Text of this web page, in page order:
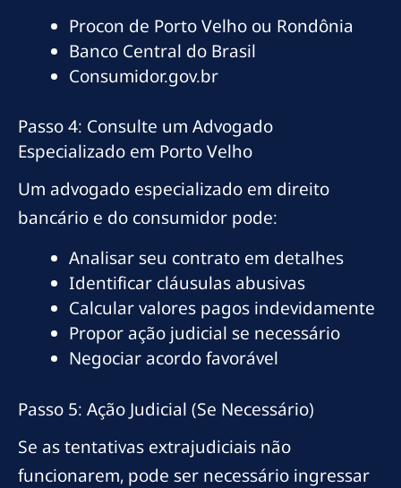
Procon de Porto Velho ou Rondônia
Banco Central do Brasil
Consumidor.gov.br
Passo 4: Consulte um Advogado
Especializado em Porto Velho
Um advogado especializado em direito
bancário e do consumidor pode:
Analisar seu contrato em detalhes
Identificar cláusulas abusivas
Calcular valores pagos indevidamente
Propor ação judicial se necessário
Negociar acordo favorável
Passo 5: Ação Judicial (Se Necessário)
Se as tentativas extrajudiciais não
funcionarem, pode ser necessário ingressar